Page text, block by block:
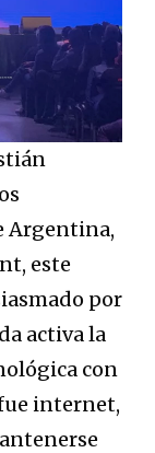
Argentina,
este
por
activa la
con
internet,